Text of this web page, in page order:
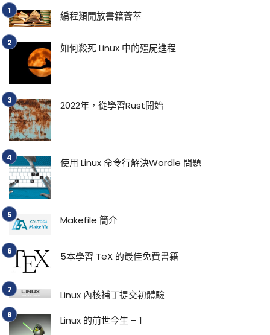
編程類開放書籍薈萃
如何殺死 Linux 中的殭屍進程
2022年，從學習Rust開始
使用 Linux 命令行解決Wordle 問題
Makefile 簡介
5本學習 TeX 的最佳免費書籍
Linux 內核補丁提交初體驗
Linux 的前世今生 – 1